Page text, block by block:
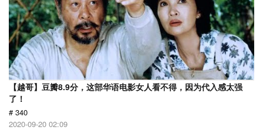
【越哥】豆瓣8.9分，这部华语电影女人看不得，因为代入感太强
了！
# 340
2020-09-20 02:09